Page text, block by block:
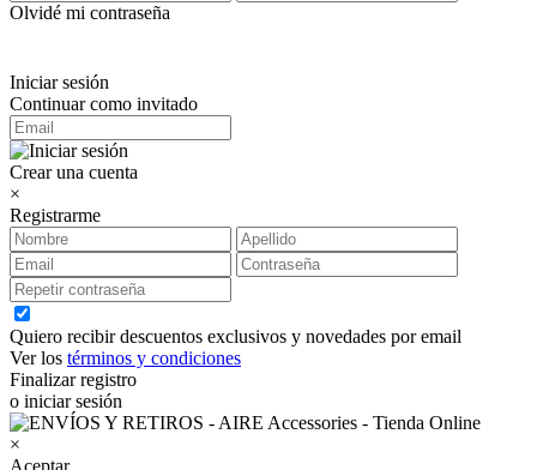
Olvidé mi contraseña
Iniciar sesión
Continuar como invitado
Crear una cuenta
×
Registrarme
Quiero recibir descuentos exclusivos y novedades por email
Ver los términos y condiciones
Finalizar registro
o iniciar sesión
×
Aceptar